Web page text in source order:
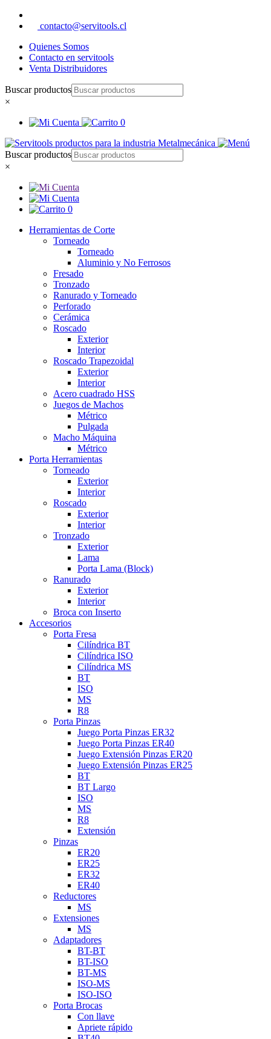
contacto@servitools.cl
Quienes Somos
Contacto en servitools
Venta Distribuidores
Buscar productos
×
0
Buscar productos
×
0
Herramientas de Corte
Torneado
Torneado
Aluminio y No Ferrosos
Fresado
Tronzado
Ranurado y Torneado
Perforado
Cerámica
Roscado
Exterior
Interior
Roscado Trapezoidal
Exterior
Interior
Acero cuadrado HSS
Juegos de Machos
Métrico
Pulgada
Macho Máquina
Métrico
Porta Herramientas
Torneado
Exterior
Interior
Roscado
Exterior
Interior
Tronzado
Exterior
Lama
Porta Lama (Block)
Ranurado
Exterior
Interior
Broca con Inserto
Accesorios
Porta Fresa
Cilíndrica BT
Cilíndrica ISO
Cilíndrica MS
BT
ISO
MS
R8
Porta Pinzas
Juego Porta Pinzas ER32
Juego Porta Pinzas ER40
Juego Extensión Pinzas ER20
Juego Extensión Pinzas ER25
BT
BT Largo
ISO
MS
R8
Extensión
Pinzas
ER20
ER25
ER32
ER40
Reductores
MS
Extensiones
MS
Adaptadores
BT-BT
BT-ISO
BT-MS
ISO-MS
ISO-ISO
Porta Brocas
Con llave
Apriete rápido